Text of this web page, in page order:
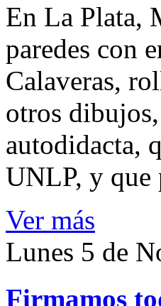
En La Plata,
paredes con
Calaveras,
otros
autodidacta,
UNLP, y que
Ver más
Lunes 5 de
Firmamos